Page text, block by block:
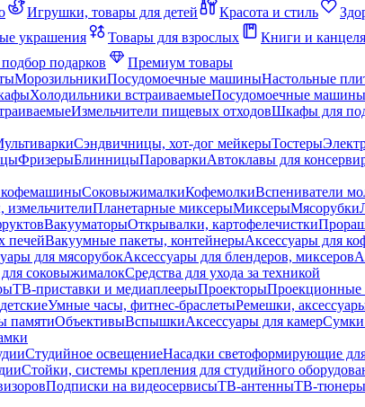
Игрушки, товары для детей Красота и стиль
украшения Товары для взрослых Книги и
подарков
Премиум товары
МорозильникиПосудомоечные машиныНастольные
Холодильники встраиваемыеПосудомоечные машины
Измельчители пищевых отходовШкафы для
Сэндвичницы, хот-дог мейкерыТостеры
ФризерыБлинницыПароваркиАвтоклавы для
СоковыжималкиКофемолкиВспениватели
Планетарные миксерыМиксерыМясорубки
ВакууматорыОткрывалки, картофелечистки
печейВакуумные пакеты, контейнерыАксессуары для
для мясорубокАксессуары для блендеров, миксеров
соковыжималокСредства для ухода за техникой
ТВ-приставки и медиаплеерыПроекторыПроекционные
Умные часы, фитнес-браслетыРемешки,
памятиОбъективыВспышкиАксессуары для камерСумки
Студийное освещениеНасадки светоформирующие
Стойки, системы крепления для студийного
Подписки на видеосервисыТВ-антенныТВ-тюнеры